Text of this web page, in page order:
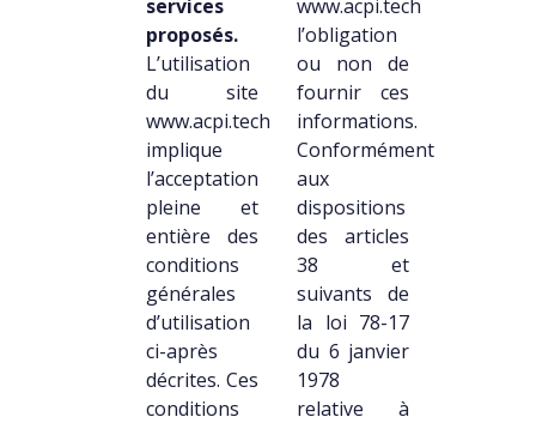
services
proposés.
L’utilisation
du site
www.acpi.tech
implique
l’acceptation
pleine et
entière des
conditions
générales
d’utilisation
ci-après
décrites. Ces
conditions
www.acpi.tech
l’obligation
ou non de
fournir ces
informations.
Conformément
aux
dispositions
des articles
38 et
suivants de
la loi 78-17
du 6 janvier
1978
relative à